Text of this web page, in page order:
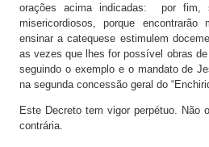
orações acima indicadas: por fim,
misericordiosos, porque
ensinar a catequese estimulem
as vezes que lhes for possível obras de
seguindo o exemplo e o mandato de
na segunda concessão geral do
Este Decreto tem vigor perpétuo. Não
contrária.